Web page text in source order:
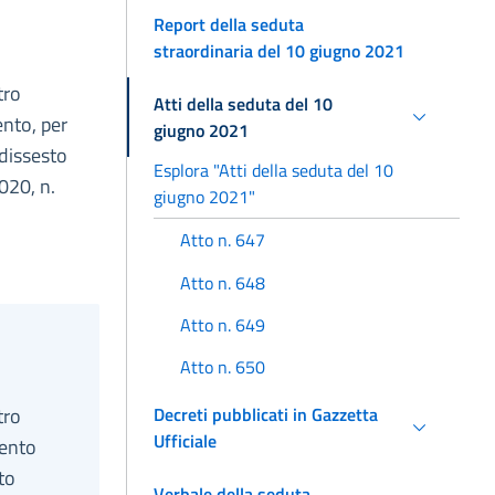
per
n.
Report della seduta
straordinaria del 10 giugno 2021
Atti della seduta del 10
giugno 2021
Esplora "Atti della seduta del 10
giugno 2021"
Atto n. 647
Atto n. 648
Atto n. 649
Atto n. 650
Decreti pubblicati in Gazzetta
Ufficiale